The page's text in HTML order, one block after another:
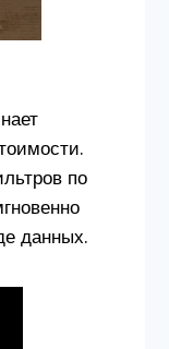
по
данных.